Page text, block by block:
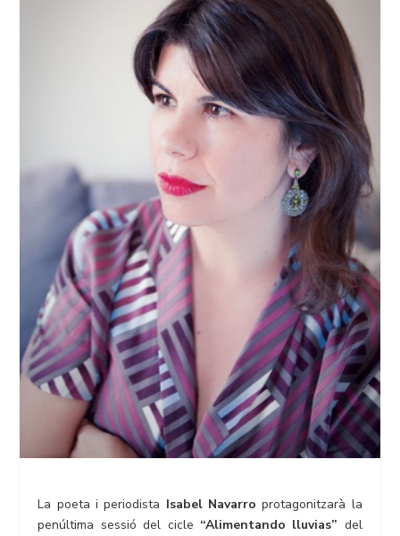
La poeta i periodista Isabel Navarro protagonitzarà la
penúltima sessió del cicle “Alimentando lluvias” del